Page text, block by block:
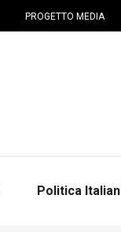
PROGETTO MEDIA
Politica